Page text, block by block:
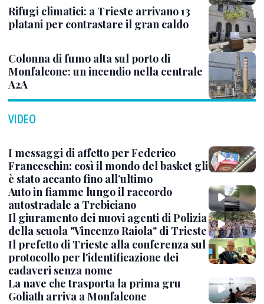
Rifugi climatici: a Trieste arrivano 13
platani per contrastare il gran caldo
Colonna di fumo alta sul porto di
Monfalcone: un incendio nella centrale
A2A
VIDEO
I messaggi di affetto per Federico
Franceschin: così il mondo del basket gli
è stato accanto fino all’ultimo
Auto in fiamme lungo il raccordo
autostradale a Trebiciano
Il giuramento dei nuovi agenti di Polizia
della scuola "Vincenzo Raiola" di Trieste
Il prefetto di Trieste alla conferenza sul
protocollo per l'identificazione dei
cadaveri senza nome
La nave che trasporta la prima gru
Goliath arriva a Monfalcone